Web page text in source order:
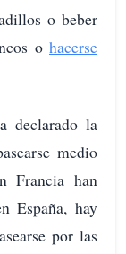
o beber
o hacerse
declarado la
medio
Francia han
España, hay
por las